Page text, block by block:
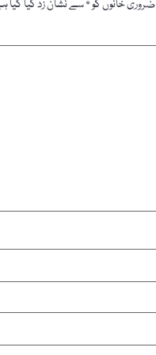
ضروری خانوں کو*سے نشان زد کیا گیا